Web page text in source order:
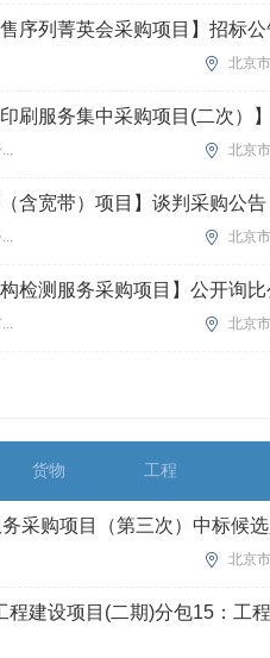
序列菁英会采购项目】招标公
北京市
刷服务集中采购项目(二次）
北京市
含宽带）项目】谈判采购公告
北京市
检测服务采购项目】公开询比
北京市
货物 工程
采购项目（第三次）中标候
北京市
程建设项目(二期)分包15：工